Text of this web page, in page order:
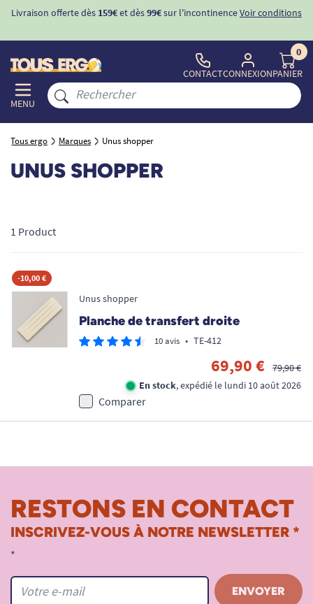
Livraison offerte dès 159€et dès99€sur l'incontinenceVoir conditions
MENU
CONTACTCONNEXION
0
PANIER
Tous ergo Marques Unus shopper
UNUS SHOPPER
1 Product
-10,00 €
Unus shopper
Planche de transfert droite
10 avis • TE-412
69,90 €
79,90 €
En stock, expédié le lundi 10 août 2026
Comparer
RESTONS EN CONTACT
INSCRIVEZ-VOUS À NOTRE NEWSLETTER *
*